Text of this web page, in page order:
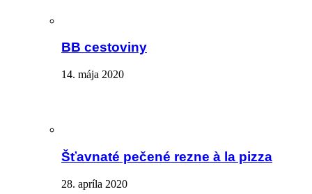
BB cestoviny
14. mája 2020
Šťavnaté pečené rezne à la pizza
28. apríla 2020